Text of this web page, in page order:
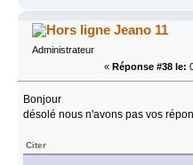
Jeano 11
Administrateur
« Réponse #38 le:
Bonjour
désolé nous n'avons pas vos
Citer